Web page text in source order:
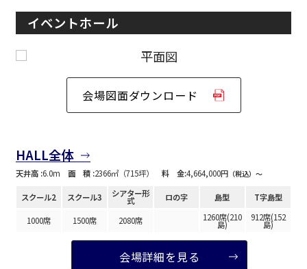
イベントホール
会場図面ダウンロード
HALL全体
天井高 :6.0m 面 積 :2366㎡（715坪） 料 金:4,664,000円（税込）〜
スクール2
1000席
スクール3
1500席
シアター形
式
2080席
ロの字
島型
1260席(210
島)
T字島型
912席(152
島)
会場詳細を見る